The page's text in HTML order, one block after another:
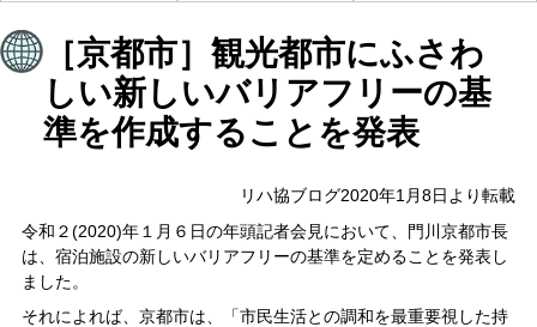
［京都市］観光都市にふさわ
しい新しいバリアフリーの基
準を作成することを発表
リハ協ブログ2020年1月8日より転載
令和２(2020)年１月６日の年頭記者会見において、門川京都市長
は、宿泊施設の新しいバリアフリーの基準を定めることを発表し
ました。
それによれば、京都市は、「市民生活との調和を最重要視した持